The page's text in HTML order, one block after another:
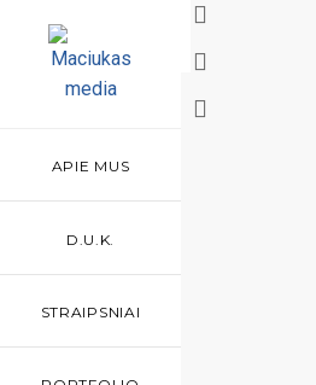
APIE MUS
D.U.K.
STRAIPSNIAI